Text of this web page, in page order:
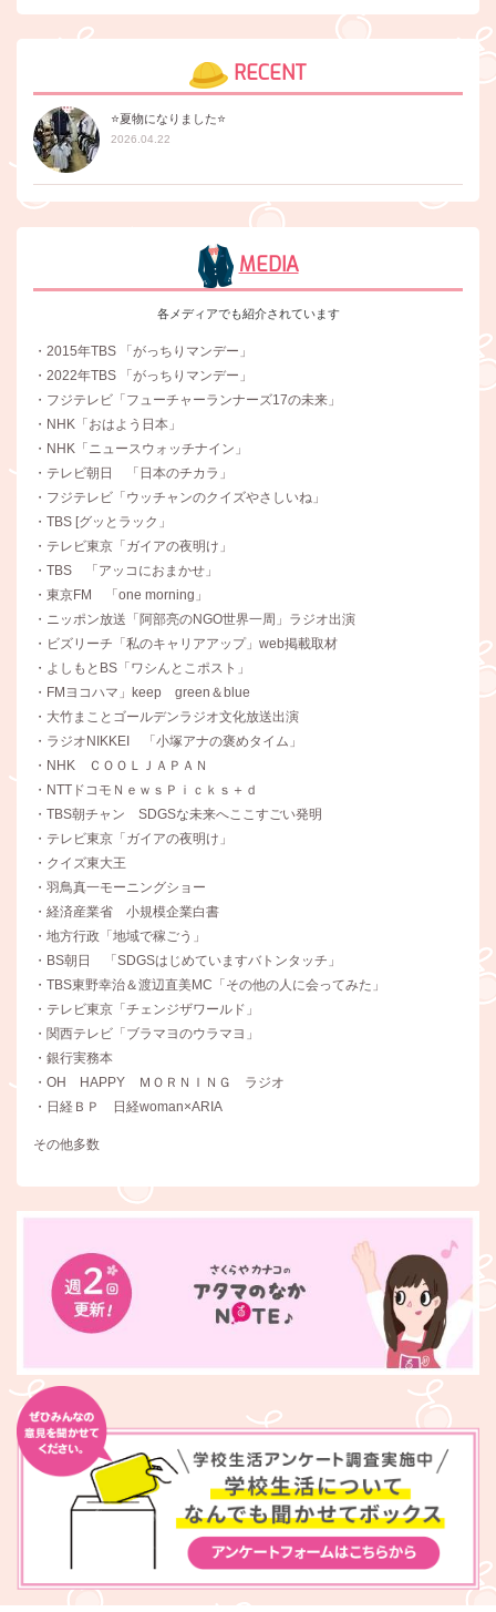
RECENT
⭐️夏物になりました⭐️
2026.04.22
MEDIA
各メディアでも紹介されています
・2015年TBS 「がっちりマンデー」
・2022年TBS 「がっちりマンデー」
・フジテレビ「フューチャーランナーズ17の未来」
・NHK「おはよう日本」
・NHK「ニュースウォッチナイン」
・テレビ朝日 「日本のチカラ」
・フジテレビ「ウッチャンのクイズやさしいね」
・TBS [グッとラック」
・テレビ東京「ガイアの夜明け」
・TBS 「アッコにおまかせ」
・東京FM 「one morning」
・ニッポン放送「阿部亮のNGO世界一周」ラジオ出演
・ビズリーチ「私のキャリアアップ」web掲載取材
・よしもとBS「ワシんとこポスト」
・FMヨコハマ」keep green＆blue
・大竹まことゴールデンラジオ文化放送出演
・ラジオNIKKEI 「小塚アナの褒めタイム」
・NHK ＣＯＯＬＪＡＰＡＮ
・NTTドコモＮｅｗｓＰｉｃｋｓ＋ｄ
・TBS朝チャン SDGSな未来へここすごい発明
・テレビ東京「ガイアの夜明け」
・クイズ東大王
・羽鳥真一モーニングショー
・経済産業省 小規模企業白書
・地方行政「地域で稼ごう」
・BS朝日 「SDGSはじめていますバトンタッチ」
・TBS東野幸治＆渡辺直美MC「その他の人に会ってみた」
・テレビ東京「チェンジザワールド」
・関西テレビ「ブラマヨのウラマヨ」
・銀行実務本
・OH HAPPY ＭＯＲＮＩＮＧ ラジオ
・日経ＢＰ 日経woman×ARIA
その他多数